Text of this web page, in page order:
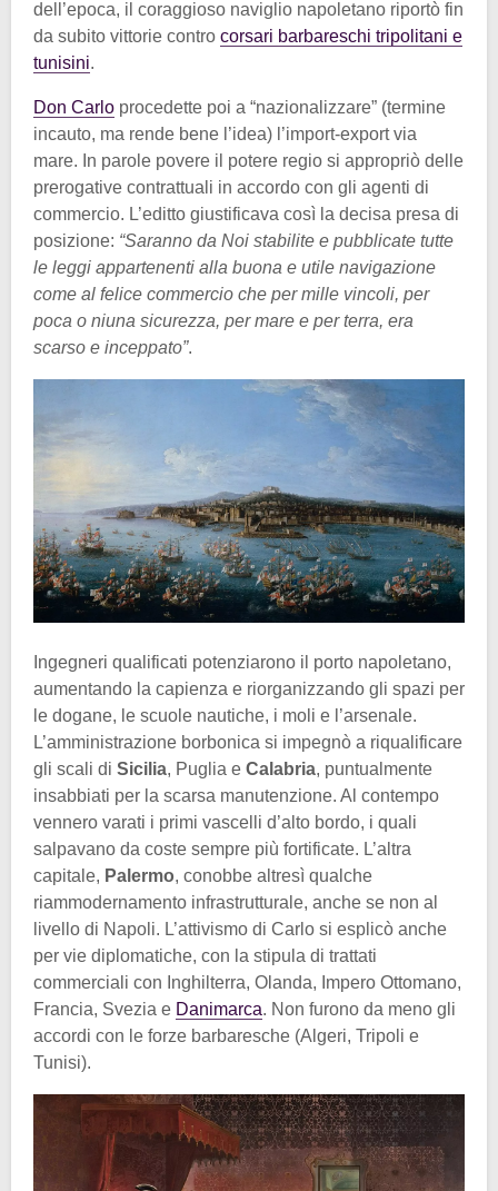
dell’epoca, il coraggioso naviglio napoletano riportò fin
da subito vittorie contro corsari barbareschi tripolitani e
tunisini.
Don Carlo procedette poi a “nazionalizzare” (termine
incauto, ma rende bene l’idea) l’import-export via
mare. In parole povere il potere regio si appropriò delle
prerogative contrattuali in accordo con gli agenti di
commercio. L’editto giustificava così la decisa presa di
posizione: “Saranno da Noi stabilite e pubblicate tutte
le leggi appartenenti alla buona e utile navigazione
come al felice commercio che per mille vincoli, per
poca o niuna sicurezza, per mare e per terra, era
scarso e inceppato”.
Ingegneri qualificati potenziarono il porto napoletano,
aumentando la capienza e riorganizzando gli spazi per
le dogane, le scuole nautiche, i moli e l’arsenale.
L’amministrazione borbonica si impegnò a riqualificare
gli scali di Sicilia, Puglia e Calabria, puntualmente
insabbiati per la scarsa manutenzione. Al contempo
vennero varati i primi vascelli d’alto bordo, i quali
salpavano da coste sempre più fortificate. L’altra
capitale, Palermo, conobbe altresì qualche
riammodernamento infrastrutturale, anche se non al
livello di Napoli. L’attivismo di Carlo si esplicò anche
per vie diplomatiche, con la stipula di trattati
commerciali con Inghilterra, Olanda, Impero Ottomano,
Francia, Svezia e Danimarca. Non furono da meno gli
accordi con le forze barbaresche (Algeri, Tripoli e
Tunisi).